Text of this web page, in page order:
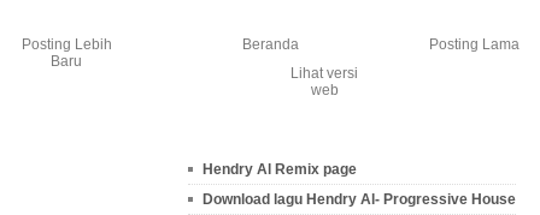
Posting Lebih
Baru
Posting Lama
Beranda
Lihat versi
web
Hendry Al Remix page
Download lagu Hendry Al- Progressive House